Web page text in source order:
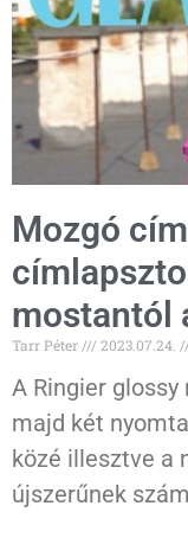
Mozgó
mostantól
Tarr Péter 2023.07.24.
A Ringier
majd két
közé illesztve a
újszerűnek